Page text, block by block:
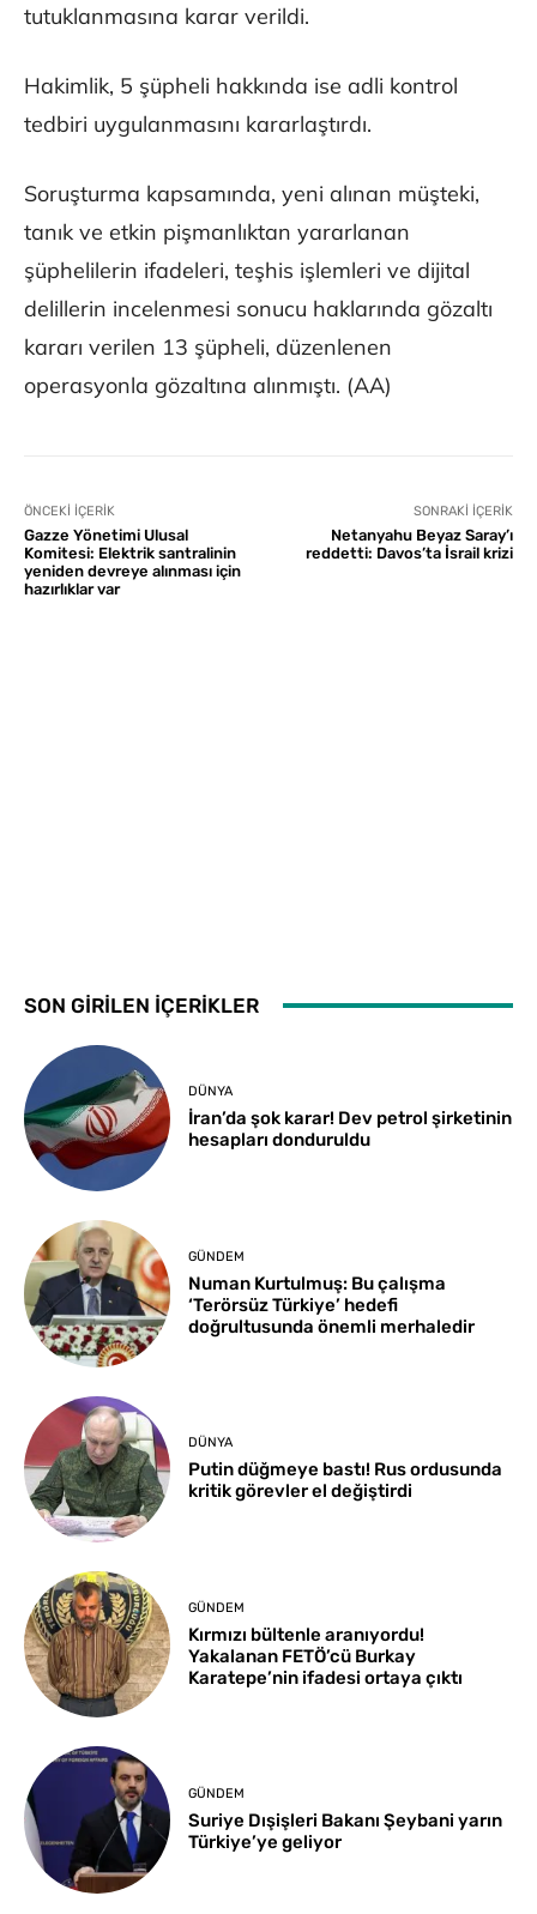
tutuklanmasına karar verildi.
Hakimlik, 5 şüpheli hakkında ise adli kontrol
tedbiri uygulanmasını kararlaştırdı.
Soruşturma kapsamında, yeni alınan müşteki,
tanık ve etkin pişmanlıktan yararlanan
şüphelilerin ifadeleri, teşhis işlemleri ve dijital
delillerin incelenmesi sonucu haklarında gözaltı
kararı verilen 13 şüpheli, düzenlenen
operasyonla gözaltına alınmıştı. (AA)
ÖNCEKI İÇERIK
Gazze Yönetimi Ulusal
Komitesi: Elektrik santralinin
yeniden devreye alınması için
hazırlıklar var
SONRAKI İÇERIK
Netanyahu Beyaz Saray’ı
reddetti: Davos’ta İsrail krizi
SON GİRİLEN İÇERİKLER
DÜNYA
İran’da şok karar! Dev petrol şirketinin
hesapları donduruldu
GÜNDEM
Numan Kurtulmuş: Bu çalışma
‘Terörsüz Türkiye’ hedefi
doğrultusunda önemli merhaledir
DÜNYA
Putin düğmeye bastı! Rus ordusunda
kritik görevler el değiştirdi
GÜNDEM
Kırmızı bültenle aranıyordu!
Yakalanan FETÖ’cü Burkay
Karatepe’nin ifadesi ortaya çıktı
GÜNDEM
Suriye Dışişleri Bakanı Şeybani yarın
Türkiye’ye geliyor